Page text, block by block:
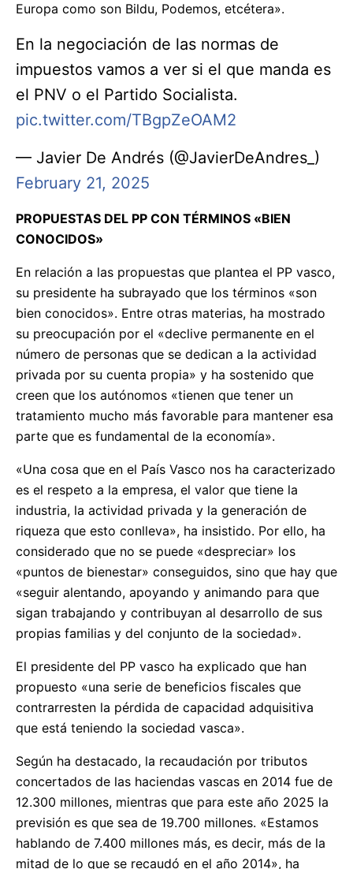
Europa como son Bildu, Podemos, etcétera».
En la negociación de las normas de
impuestos vamos a ver si el que manda es
el PNV o el Partido Socialista.
pic.twitter.com/TBgpZeOAM2
— Javier De Andrés (@JavierDeAndres_)
February 21, 2025
PROPUESTAS DEL PP CON TÉRMINOS «BIEN
CONOCIDOS»
En relación a las propuestas que plantea el PP vasco,
su presidente ha subrayado que los términos «son
bien conocidos». Entre otras materias, ha mostrado
su preocupación por el «declive permanente en el
número de personas que se dedican a la actividad
privada por su cuenta propia» y ha sostenido que
creen que los autónomos «tienen que tener un
tratamiento mucho más favorable para mantener esa
parte que es fundamental de la economía».
«Una cosa que en el País Vasco nos ha caracterizado
es el respeto a la empresa, el valor que tiene la
industria, la actividad privada y la generación de
riqueza que esto conlleva», ha insistido. Por ello, ha
considerado que no se puede «despreciar» los
«puntos de bienestar» conseguidos, sino que hay que
«seguir alentando, apoyando y animando para que
sigan trabajando y contribuyan al desarrollo de sus
propias familias y del conjunto de la sociedad».
El presidente del PP vasco ha explicado que han
propuesto «una serie de beneficios fiscales que
contrarresten la pérdida de capacidad adquisitiva
que está teniendo la sociedad vasca».
Según ha destacado, la recaudación por tributos
concertados de las haciendas vascas en 2014 fue de
12.300 millones, mientras que para este año 2025 la
previsión es que sea de 19.700 millones. «Estamos
hablando de 7.400 millones más, es decir, más de la
mitad de lo que se recaudó en el año 2014», ha